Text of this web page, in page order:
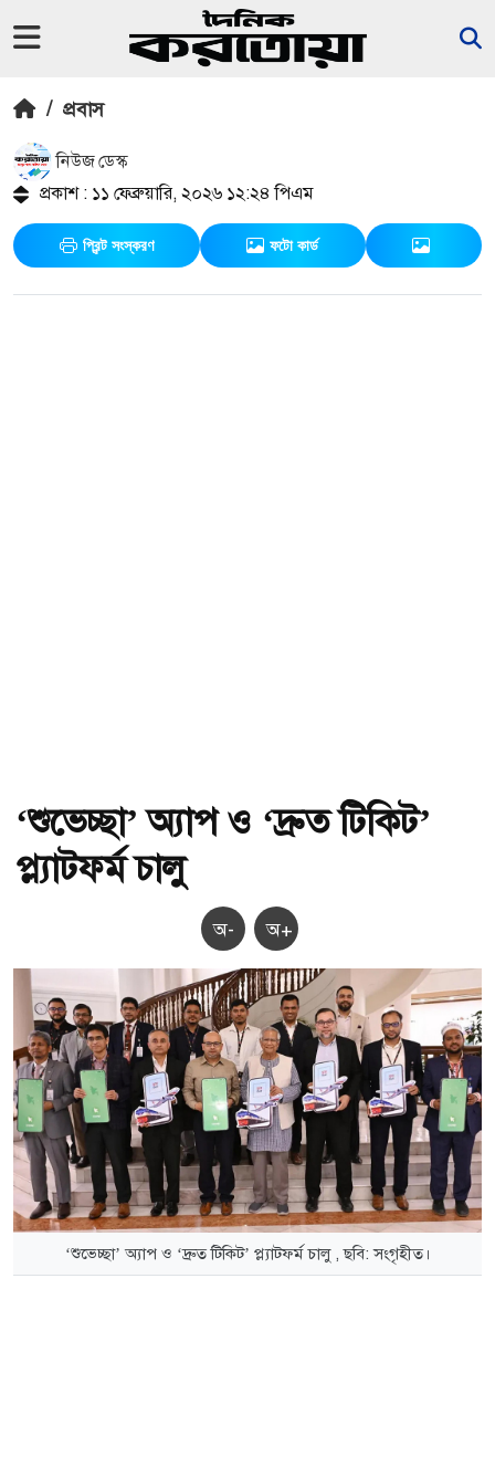
/ প্রবাস
নিউজ ডেস্ক
প্রকাশ : ১১ ফেব্রুয়ারি, ২০২৬ ১২:২৪ পিএম
প্রিন্ট সংস্করণ ফটো কার্ড
‘শুভেচ্ছা’ অ্যাপ ও ‘দ্রুত টিকিট’
প্ল্যাটফর্ম চালু
অ- অ+
‘শুভেচ্ছা’ অ্যাপ ও ‘দ্রুত টিকিট’ প্ল্যাটফর্ম চালু , ছবি: সংগৃহীত।